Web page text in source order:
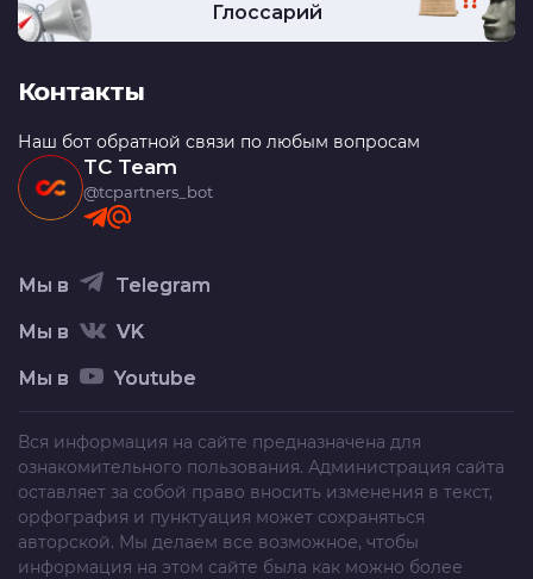
Глоссарий
Контакты
Наш бот обратной связи по любым вопросам
TC Team
@tcpartners_bot
Мы в Telegram
Мы в VK
Мы в Youtube
Вся информация на сайте предназначена для
ознакомительного пользования. Администрация сайта
оставляет за собой право вносить изменения в текст,
орфография и пунктуация может сохраняться
авторской. Мы делаем все возможное, чтобы
информация на этом сайте была как можно более